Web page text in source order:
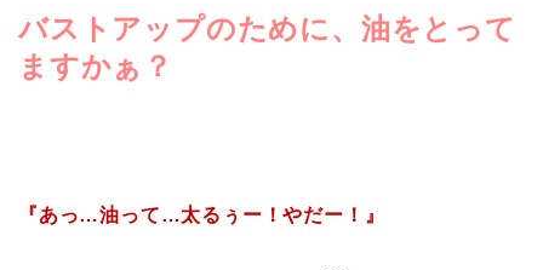
バストアップのために、油をとって
ますかぁ？
『あっ…油って…太るぅー！やだー！』